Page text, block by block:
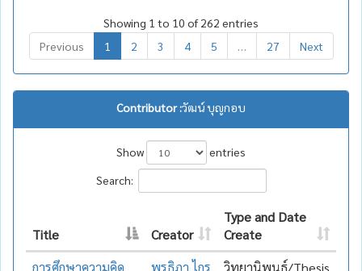
Showing 1 to 10 of 262 entries
Previous
1 2 3 4 5 27 Next
Contributor :วัฒน์ บุญกอบ
Show
entries
Search:
Title Creator
Type and Date
Create
การศึกษาความคิด
พรธิภา ไกร
วิทยานิพนธ์/Thesis